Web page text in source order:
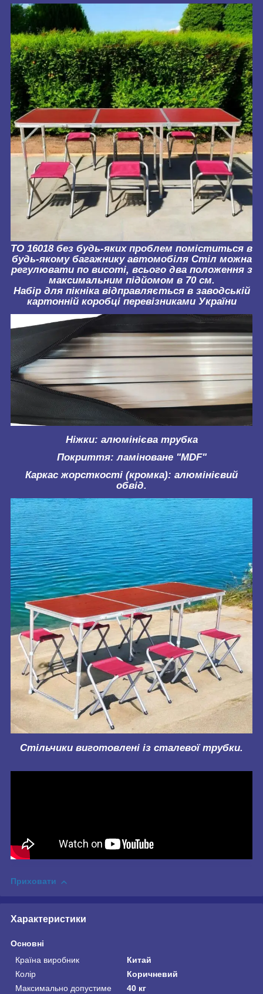
ТО 16018 без будь-яких проблем поміститься в
будь-якому багажнику автомобіля Стіл можна
регулювати по висоті, всього два положення з
максимальним підйомом в 70 см.
Набір для пікніка відправляється в заводській
картонній коробці перевізниками України
Ніжки: алюмінієва трубка
Покриття: ламіноване "MDF"
Каркас жорсткості (кромка): алюмінієвий
обвід.
Стільчики виготовлені із сталевої трубки.
Приховати
Характеристики
Основні
Країна виробник
Китай
Колір
Коричневий
Максимально допустиме
40 кг